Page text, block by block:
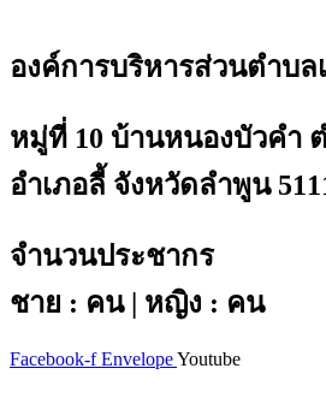
องค์การบริหารส่วนตำบล
หมู่ที่ 10 บ้านหนองบัวคำ
อำเภอลี้ จังหวัดลำพูน
จำนวนประชากร
ชาย : คน | หญิง : คน
Facebook-f EnvelopeYoutube